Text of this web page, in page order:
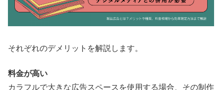
それぞれのデメリットを解説します。
料金が高い
カラフルで大きな広告スペースを使用する場合、その制作